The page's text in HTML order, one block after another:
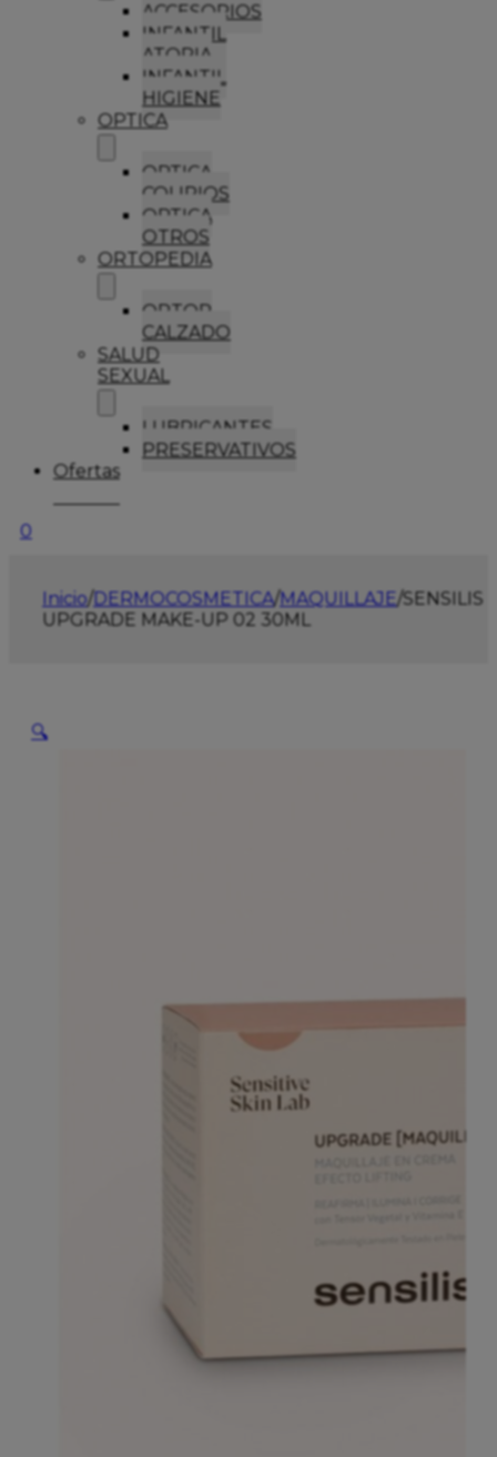
ACCESORIOS
INFANTIL
ATOPIA
INFANTIL
HIGIENE
OPTICA
OPTICA
COLIRIOS
OPTICA
OTROS
ORTOPEDIA
ORTOP
CALZADO
SALUD
SEXUAL
LUBRICANTES
PRESERVATIVOS
Ofertas
0
Inicio/DERMOCOSMETICA/MAQUILLAJE/SENSILIS
UPGRADE MAKE-UP 02 30ML
🔍